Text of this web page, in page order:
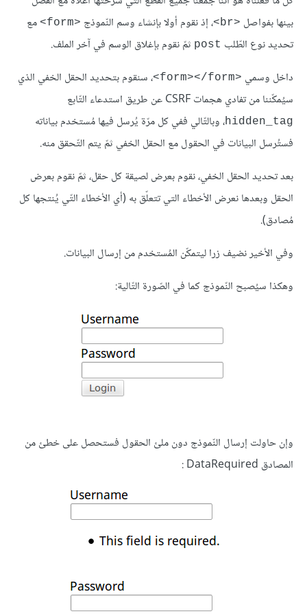
بينها بفواصل <br> ، إذ نقوم أولا بإنشاء وسم النّموذج <form>
مع
تحديد نوع الطّلب post ثمّ نقوم بإغلاق الوسم في آخر الملف.
داخل وسمي <form></form>
، سنقوم بتحديد الحقل الخفي الذي
سيُمكّننا من تفادي هجمات CSRF عن طريق استدعاء التّابع
hidden_tag، وبالتّالي ففي كل مرّة يُرسل فيها مُستخدم بياناته
فستُرسل البيانات في الحقول مع الحقل الخفي ثمّ يتم التّحقق منه.
بعد تحديد الحقل الخفي، نقوم بعرض لصيقة كل حقل، ثمّ نقوم بعرض
الحقل وبعدها نعرض الأخطاء التي تتعلّق به (أي الأخطاء التّي يُنتجها كل
مُصادق).
وفي الأخير نضيف زرا ليتمكّن المُستخدم من إرسال البيانات.
وهكذا سيُصبح النّموذج كما في الصّورة التّالية:
وإن حاولت إرسال النّموذج دون ملئ الحقول فستحصل على خطئ من
المصادق DataRequired :